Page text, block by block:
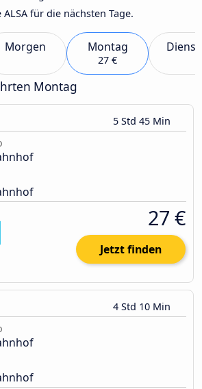
für die nächsten Tage.
Morgen Montag
27 €
Montag
5 Std 45 Min
27 €
Jetzt finden
4 Std 10 Min